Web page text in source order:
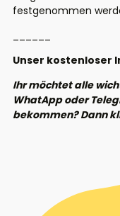
festgenommen
Unser kostenloser
Ihr möchtet alle
WhatApp oder
bekommen? Dann